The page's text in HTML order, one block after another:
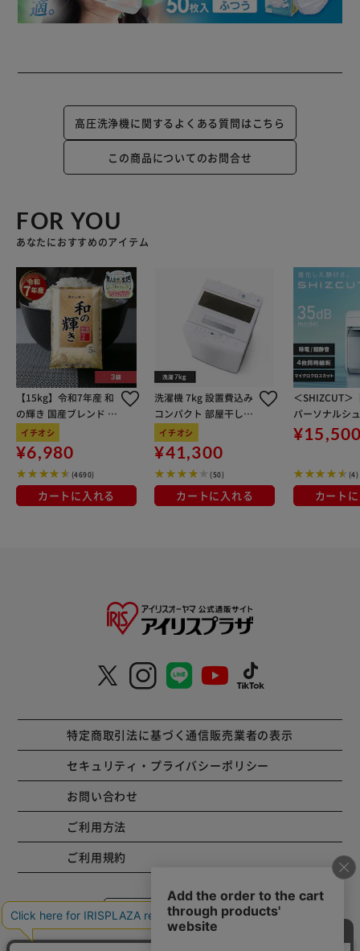
高圧洗浄機に関するよくある質問はこちら
この商品についてのお問合せ
FOR YOU
あなたにおすすめのアイテム
【15kg】令和7年産 和
の輝き 国産ブレンド 5
kg×3袋
イチオシ
¥6,980
(4690)
カートに入れる
洗濯機 7kg 設置費込み
コンパクト 部屋干し時
間短縮モード 一人暮ら
し 二人暮らし ITW-70A
01-W【代引き不可】
イチオシ
¥41,300
(50)
カートに入れる
＜SHIZCUT＞
パーソナルシ
ー マイクロク
ト 除電 4枚同
HM-35E-W ホ(4)
カート
特定商取引法に基づく通信販売業者の表示
セキュリティ・プライバシーポリシー
お問い合わせ
ご利用方法
ご利用規約
コーポレートサイト